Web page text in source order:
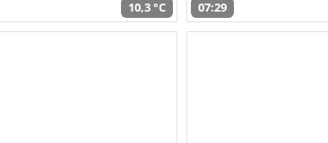
10,3 °C 07:29